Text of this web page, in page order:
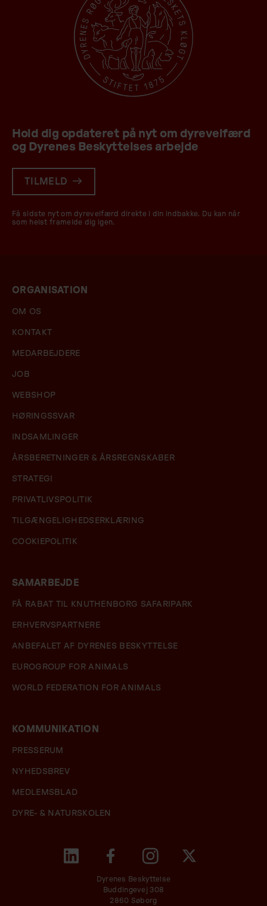
Hold dig opdateret på nyt om dyrevelfærd
og Dyrenes Beskyttelses arbejde
TILMELD
Få sidste nyt om dyrevelfærd direkte i din indbakke. Du kan når
som helst framelde dig igen.
ORGANISATION
OM OS
KONTAKT
MEDARBEJDERE
JOB
WEBSHOP
HØRINGSSVAR
INDSAMLINGER
ÅRSBERETNINGER & ÅRSREGNSKABER
STRATEGI
PRIVATLIVSPOLITIK
TILGÆNGELIGHEDSERKLÆRING
COOKIEPOLITIK
SAMARBEJDE
FÅ RABAT TIL KNUTHENBORG SAFARIPARK
ERHVERVSPARTNERE
ANBEFALET AF DYRENES BESKYTTELSE
EUROGROUP FOR ANIMALS
WORLD FEDERATION FOR ANIMALS
KOMMUNIKATION
PRESSERUM
NYHEDSBREV
MEDLEMSBLAD
DYRE- & NATURSKOLEN
Dyrenes Beskyttelse
Buddingevej 308
2860 Søborg